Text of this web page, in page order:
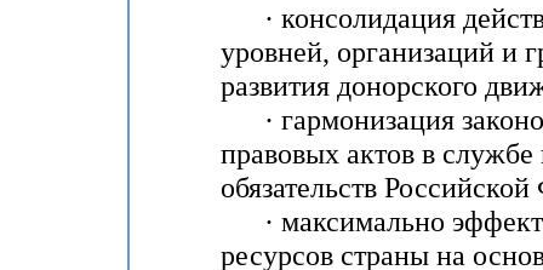
· консолидация
уровней, организаций и
развития донорского
· гармонизация
правовых актов в
обязательств
· максимально
ресурсов страны на